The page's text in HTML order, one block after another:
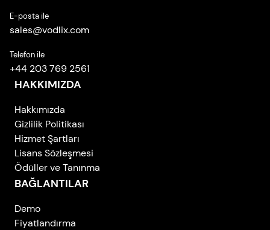
E-posta ile
sales@vodlix.com
Telefon ile
+44 203 769 2561
HAKKIMIZDA
Hakkımızda
Gizlilik Politikası
Hizmet Şartları
Lisans Sözleşmesi
Ödüller ve Tanınma
BAĞLANTILAR
Demo
Fiyatlandırma